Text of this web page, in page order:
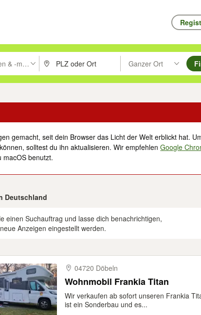
oder Vorschläge mit den Pfeiltasten nach oben/unten
& -mobile PLZ oder Ort eingeben. Eingabetaste drücken um
Ganzer Ort
Suche im Umkreis des
gemacht, seit dein Browser das Licht der Welt erblickt hat.
solltest du ihn aktualisieren. Wir empfehlenGoogle
macOS benutzt.
Deutschland
einen Suchauftrag und lasse dich benachrichtigen,
Anzeigen eingestellt werden.
04720 Döbeln
Wohnmobil Frankia Titan
Wir verkaufen ab sofort unseren Frankia
ist ein Sonderbau und es...